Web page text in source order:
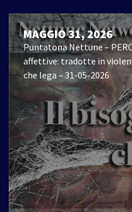
MAGGIO 31, 2026
Puntatona Nettune –
affettive: tradotte in
che lega – 31-05-2026